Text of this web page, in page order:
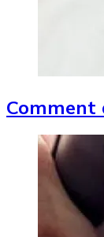
Comment
Image